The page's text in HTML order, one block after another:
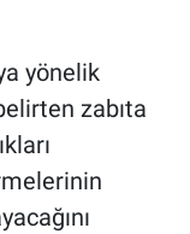
yönelik
zabıta